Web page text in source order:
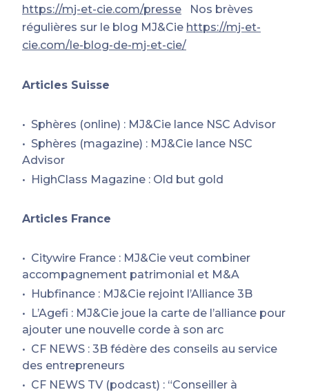
https://mj-et-cie.com/presse Nos brèves
régulières sur le blog MJ&Cie https://mj-et-
cie.com/le-blog-de-mj-et-cie/
Articles Suisse
Sphères (online) : MJ&Cie lance NSC Advisor
Sphères (magazine) : MJ&Cie lance NSC
Advisor
HighClass Magazine : Old but gold
Articles France
Citywire France : MJ&Cie veut combiner
accompagnement patrimonial et M&A
Hubfinance : MJ&Cie rejoint l’Alliance 3B
L’Agefi : MJ&Cie joue la carte de l’alliance pour
ajouter une nouvelle corde à son arc
CF NEWS : 3B fédère des conseils au service
des entrepreneurs
CF NEWS TV (podcast) : “Conseiller à